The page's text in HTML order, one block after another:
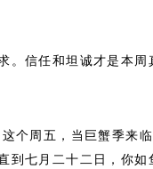
。信任和坦诚才是本
个周五，当巨蟹季来
七月二十二日，你